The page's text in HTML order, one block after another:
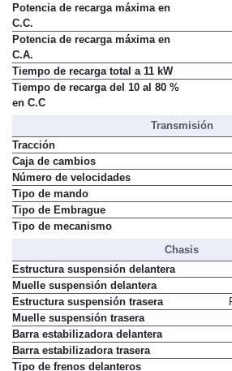
Potencia de recarga máxima en
C.C.
Potencia de recarga máxima en
C.A.
Tiempo de recarga total a 11 kW
Tiempo de recarga del 10 al 80 %
en C.C
Transmisión
Tracción
Caja de cambios
Número de velocidades
Tipo de mando
Tipo de Embrague
Tipo de mecanismo
Chasis
Estructura suspensión delantera
Muelle suspensión delantera
Estructura suspensión trasera
Muelle suspensión trasera
Barra estabilizadora delantera
Barra estabilizadora trasera
Tipo de frenos delanteros